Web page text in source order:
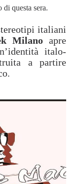
di questa sera.
italiani
Milanoapre
italo-
a partire